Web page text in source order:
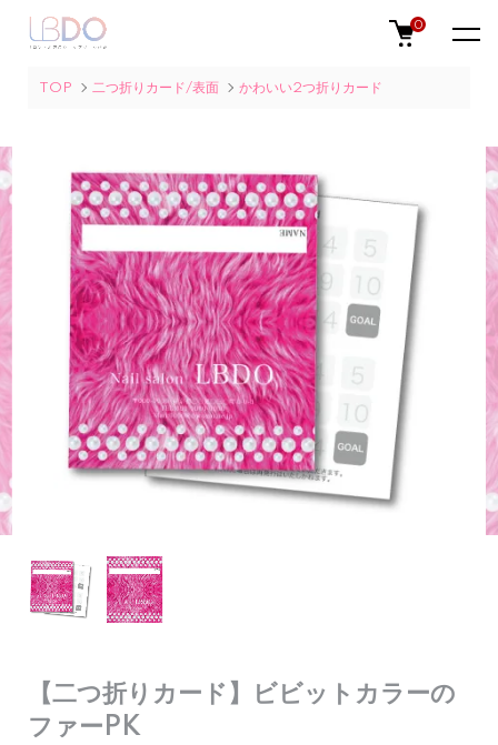
0
TOP 二つ折りカード/表面 かわいい2つ折りカード
【二つ折りカード】ビビットカラーの
ファーPK